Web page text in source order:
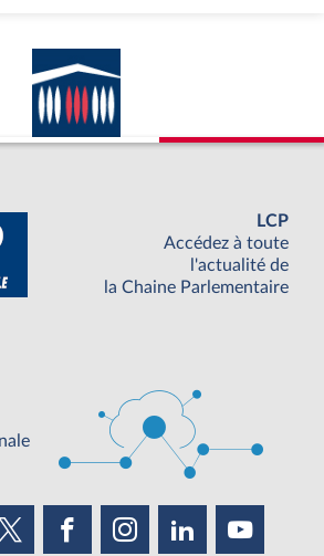
LCP
Accédez à toute
l'actualité de
la Chaine Parlementaire